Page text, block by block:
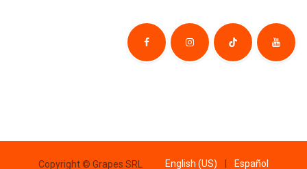
Copyright © Grapes SRL English (US) Español